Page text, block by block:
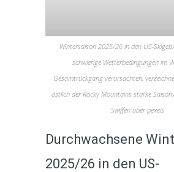
Wintersaison 2025/26 in den US-
schwierige Wetterbedingungen im
Gesamtrückgang verursachten,
östlich der Rocky Mountains starke
Swiffen über pexels
Durchwachsene
2025/26 in den US-